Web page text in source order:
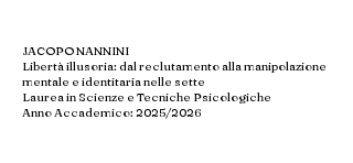
JACOPO NANNINI
Libertà illusoria: dal reclutamento alla manipolazione
mentale e identitaria nelle sette
Laurea in Scienze e Tecniche Psicologiche
Anno Accademico: 2025/2026